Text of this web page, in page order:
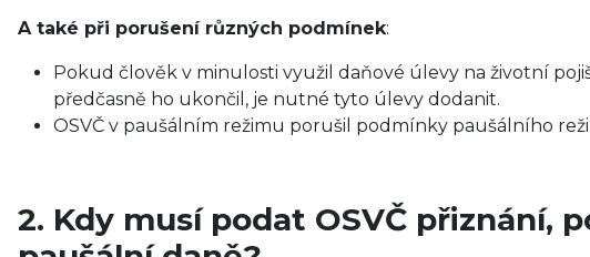
A také při porušení různých podmínek:
Pokud člověk v minulosti využil daňové úlevy na životní
předčasně ho ukončil, je nutné tyto úlevy dodanit.
OSVČ v paušálním režimu porušil podmínky paušálního
2. Kdy musí podat OSVČ přiznání,